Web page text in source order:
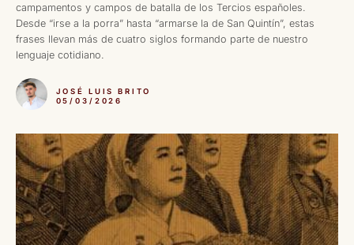
campamentos y campos de batalla de los Tercios españoles.
Desde “irse a la porra” hasta “armarse la de San Quintín”, estas
frases llevan más de cuatro siglos formando parte de nuestro
lenguaje cotidiano.
JOSÉ LUIS BRITO
05/03/2026